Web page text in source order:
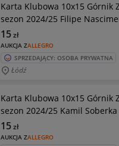
Karta Klubowa 10x15 Górnik
sezon 2024/25 Filipe
AUKCJA ZALLEGRO
15zł
SPRZEDAJĄCY: OSOBA PRYWATNA
Łódź
Karta Klubowa 10x15 Górnik
sezon 2024/25 Kamil Soberka
AUKCJA ZALLEGRO
15zł